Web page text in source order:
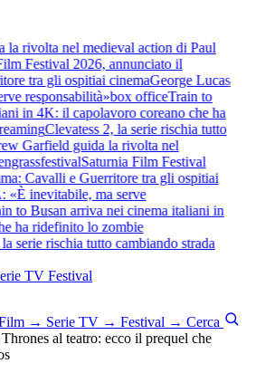
rivolta nel medieval action di Paul
Festival 2026, annunciato il
tra gli ospitiai cinemaGeorge Lucas
responsabilità»box officeTrain to
in 4K: il capolavoro coreano che ha
Clevatess 2, la serie rischia tutto
Garfield guida la rivolta nel
festivalSaturnia Film Festival
Cavalli e Guerritore tra gli ospitiai
inevitabile, ma serve
to Busan arriva nei cinema italiani in
ha ridefinito lo zombie
serie rischia tutto cambiando strada
TV Festival
→ Serie TV → Festival → Cerca
al teatro: ecco il prequel che